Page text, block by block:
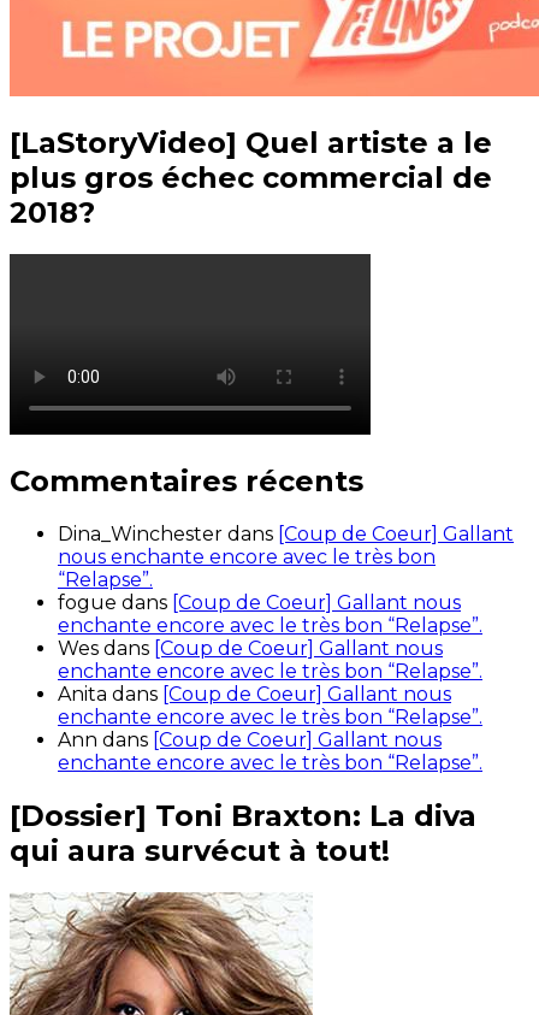
[LaStoryVideo] Quel artiste a le
plus gros échec commercial de
2018?
Commentaires récents
Dina_Winchester dans [Coup de Coeur] Gallant
nous enchante encore avec le très bon
“Relapse”.
fogue dans [Coup de Coeur] Gallant nous
enchante encore avec le très bon “Relapse”.
Wes dans [Coup de Coeur] Gallant nous
enchante encore avec le très bon “Relapse”.
Anita dans [Coup de Coeur] Gallant nous
enchante encore avec le très bon “Relapse”.
Ann dans [Coup de Coeur] Gallant nous
enchante encore avec le très bon “Relapse”.
[Dossier] Toni Braxton: La diva
qui aura survécut à tout!